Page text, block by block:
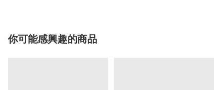
你可能感興趣的商品